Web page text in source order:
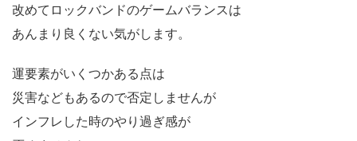
改めてロックバンドのゲームバランスは
あんまり良くない気がします。
運要素がいくつかある点は
災害などもあるので否定しませんが
インフレした時のやり過ぎ感が